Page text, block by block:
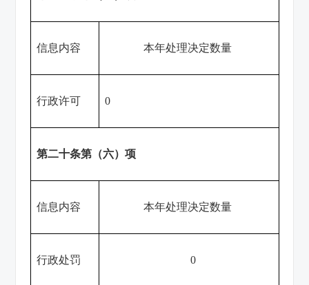
信息内容 本年处理决定数量
行政许可 0
第二十条第（六）项
信息内容 本年处理决定数量
行政处罚 0